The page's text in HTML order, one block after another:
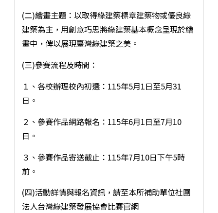
(二)繪畫主題：以取得綠建築標章建築物或優良綠
建築為主，用創意巧思將綠建築基本概念呈現於繪
畫中，俾以展現臺灣綠建築之美。
(三)參賽流程及時間：
１、各校辦理校內初選：115年5月1日至5月31
日。
２、參賽作品網路報名：115年6月1日至7月10
日。
３、參賽作品寄送截止：115年7月10日下午5時
前。
(四)活動詳情與報名資訊，請至本所補助單位社團
法人台灣綠建築發展協會比賽官網